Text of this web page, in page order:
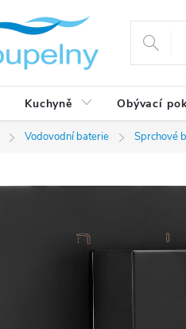
Kuchyně Obývací
Vodovodní baterie Sprchové